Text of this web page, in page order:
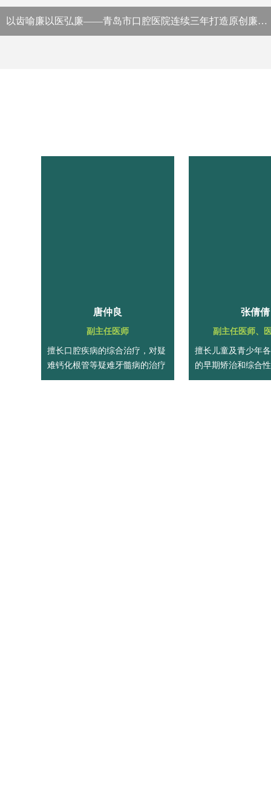
以齿喻廉以医弘廉——青岛市口腔医院连续三年打造原创廉洁微动漫，让廉政教育“入脑入心"
唐仲良
副主任医师
擅长口腔疾病的综合治疗，对疑
难钙化根管等疑难牙髓病的治疗
和牙体，牙列缺损的修复治疗有
张倩倩
副主任医师、
擅长儿童及青少年
的早期矫治和综合
各类复杂错合畸形